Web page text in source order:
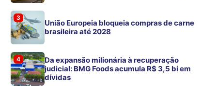
3
União Europeia bloqueia compras de carne
brasileira até 2028
4
Da expansão milionária à recuperação
judicial: BMG Foods acumula R$ 3,5 bi em
dívidas